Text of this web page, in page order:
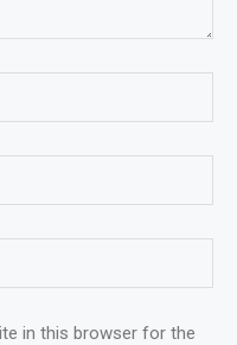
in this browser for the